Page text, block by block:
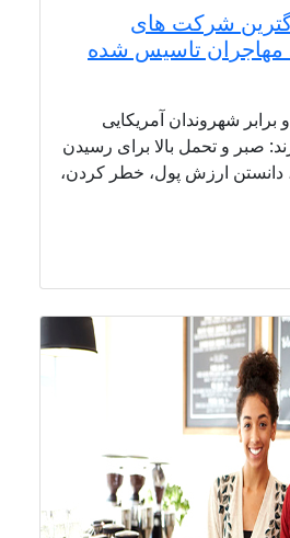
شرکت های
مهاجران تاسیس شده
برابر شهروندان آمریکایی
صبر و تحمل بالا برای رسیدن
دانستن ارزش پول، خطر کردن،